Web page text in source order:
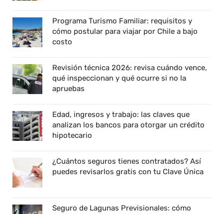
Programa Turismo Familiar: requisitos y
cómo postular para viajar por Chile a bajo
costo
Revisión técnica 2026: revisa cuándo vence,
qué inspeccionan y qué ocurre si no la
apruebas
Edad, ingresos y trabajo: las claves que
analizan los bancos para otorgar un crédito
hipotecario
¿Cuántos seguros tienes contratados? Así
puedes revisarlos gratis con tu Clave Única
Seguro de Lagunas Previsionales: cómo